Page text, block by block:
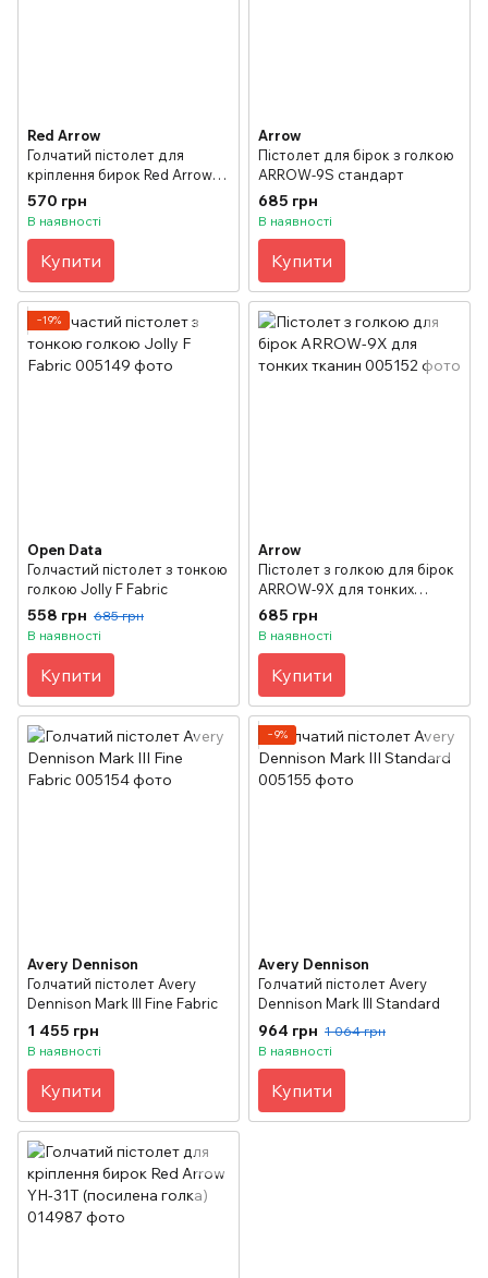
Red Arrow
Голчатий пістолет для
кріплення бирок Red Arrow
YH-31X делікат
570 грн
В наявності
Купити
Arrow
Пістолет для бірок з голкою
ARROW-9S стандарт
685 грн
В наявності
Купити
−19%
Open Data
Голчастий пістолет з тонкою
голкою Jolly F Fabric
558 грн 685 грн
В наявності
Купити
Arrow
Пістолет з голкою для бірок
ARROW-9Х для тонких
тканин
685 грн
В наявності
Купити
Avery Dennison
Голчатий пістолет Avery
Dennison Mark III Fine Fabric
1 455 грн
В наявності
Купити
−9%
Avery Dennison
Голчатий пістолет Avery
Dennison Mark III Standard
964 грн 1 064 грн
В наявності
Купити